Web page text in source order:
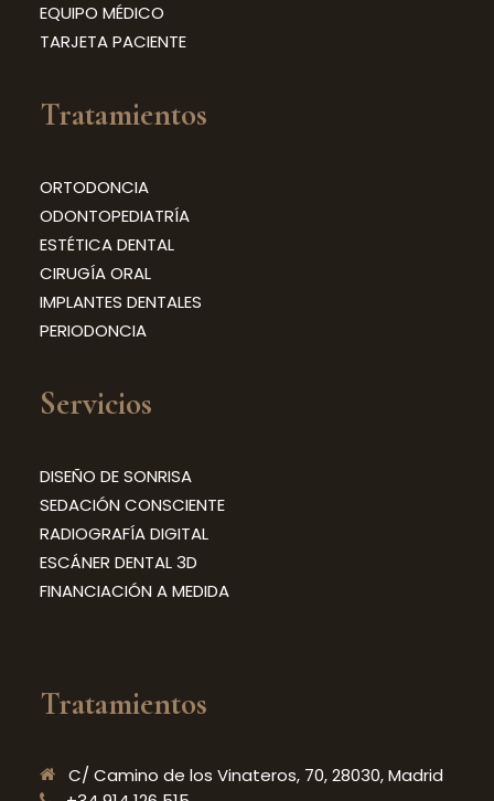
EQUIPO MÉDICO
TARJETA PACIENTE
Tratamientos
ORTODONCIA
ODONTOPEDIATRÍA
ESTÉTICA DENTAL
CIRUGÍA ORAL
IMPLANTES DENTALES
PERIODONCIA
Servicios
DISEÑO DE SONRISA
SEDACIÓN CONSCIENTE
RADIOGRAFÍA DIGITAL
ESCÁNER DENTAL 3D
FINANCIACIÓN A MEDIDA
Tratamientos
C/ Camino de los Vinateros, 70, 28030, Madrid